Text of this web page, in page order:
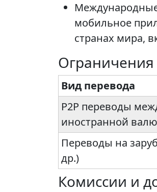
мобильное
странах мира,
Вид перевода
P2P переводы
иностранной
Переводы на
др.)
Комиссии и